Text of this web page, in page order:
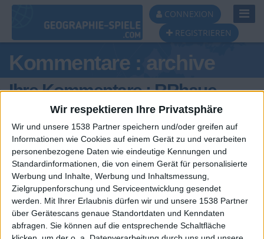
Wir respektieren Ihre Privatsphäre
Wir und unsere 1538 Partner speichern und/oder greifen auf
Informationen wie Cookies auf einem Gerät zu und verarbeiten
personenbezogene Daten wie eindeutige Kennungen und
Standardinformationen, die von einem Gerät für personalisierte
Werbung und Inhalte, Werbung und Inhaltsmessung,
Zielgruppenforschung und Serviceentwicklung gesendet
werden.
Mit Ihrer Erlaubnis dürfen wir und unsere 1538 Partner
über Gerätescans genaue Standortdaten und Kenndaten
abfragen. Sie können auf die entsprechende Schaltfläche
CONNEXION
REGISTRIEREN
Kommentare : archive
Ihre Kommentare : RRhaue
Ein problem oder einen Fehler melden
🇺🇸 We noticed you’re visiting